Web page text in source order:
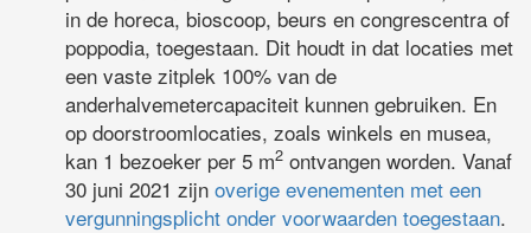
in de horeca, bioscoop, beurs en congrescentra of
poppodia, toegestaan. Dit houdt in dat locaties met
een vaste zitplek 100% van de
anderhalvemetercapaciteit kunnen gebruiken. En
op doorstroomlocaties, zoals winkels en musea,
kan 1 bezoeker per 5 m2 ontvangen worden. Vanaf
30 juni 2021 zijn overige evenementen met een
vergunningsplicht onder voorwaarden toegestaan.